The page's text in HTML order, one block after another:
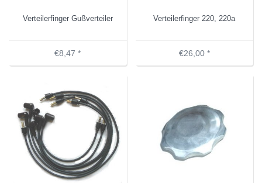
Verteilerfinger Gußverteiler
€8,47 *
Verteilerfinger 220, 220a
€26,00 *